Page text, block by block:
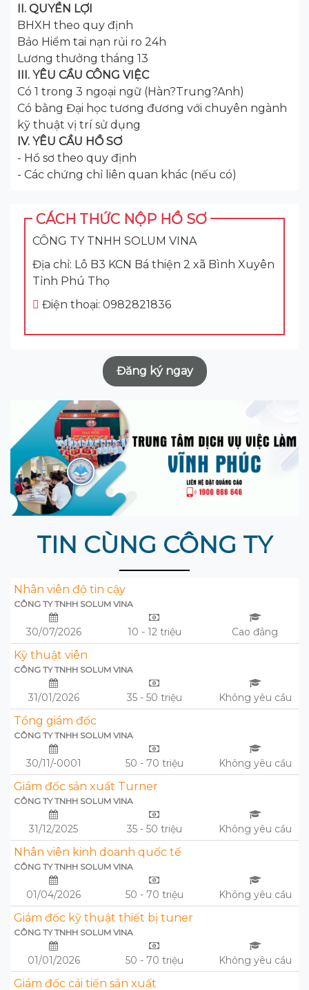
II. QUYỀN LỢI
BHXH theo quy định
Bảo Hiểm tai nạn rủi ro 24h
Lương thưởng tháng 13
III. YÊU CẦU CÔNG VIỆC
Có 1 trong 3 ngoại ngữ (Hàn?Trung?Anh)
Có bằng Đại học tương đương với chuyên ngành
kỹ thuật vị trí sử dụng
IV. YÊU CẦU HỒ SƠ
- Hồ sơ theo quy định
- Các chứng chỉ liên quan khác (nếu có)
CÁCH THỨC NỘP HỒ SƠ
CÔNG TY TNHH SOLUM VINA
Địa chỉ: Lô B3 KCN Bá thiện 2 xã Bình Xuyên
Tỉnh Phú Thọ
Điện thoại: 0982821836
Đăng ký ngay
TIN CÙNG CÔNG TY
Nhân viên độ tin cậy
CÔNG TY TNHH SOLUM VINA
30/07/2026 10 - 12 triệu Cao đẳng
Kỹ thuật viên
CÔNG TY TNHH SOLUM VINA
31/01/2026 35 - 50 triệu Không yêu cầu
Tổng giám đốc
CÔNG TY TNHH SOLUM VINA
30/11/-0001 50 - 70 triệu Không yêu cầu
Giám đốc sản xuất Turner
CÔNG TY TNHH SOLUM VINA
31/12/2025 35 - 50 triệu Không yêu cầu
Nhân viên kinh doanh quốc tế
CÔNG TY TNHH SOLUM VINA
01/04/2026 50 - 70 triệu Không yêu cầu
Giám đốc kỹ thuật thiết bị tuner
CÔNG TY TNHH SOLUM VINA
01/01/2026 50 - 70 triệu Không yêu cầu
Giám đốc cải tiến sản xuất